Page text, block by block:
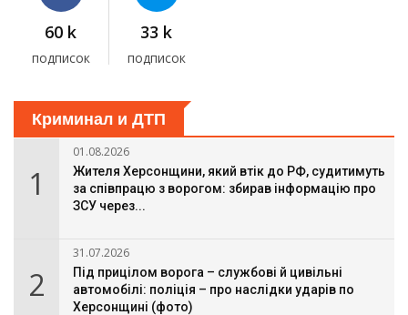
60 k
подписок
33 k
подписок
Криминал и ДТП
1
01.08.2026
Жителя Херсонщини, який втік до РФ, судитимуть
за співпрацю з ворогом: збирав інформацію про
ЗСУ через...
2
31.07.2026
Під прицілом ворога – службові й цивільні
автомобілі: поліція – про наслідки ударів по
Херсонщині (фото)